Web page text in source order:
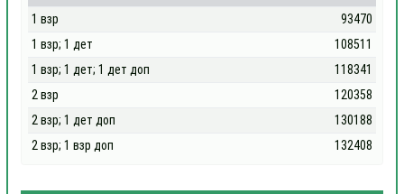
1 взр
93470
1 взр; 1 дет
108511
1 взр; 1 дет; 1 дет доп
118341
2 взр
120358
2 взр; 1 дет доп
130188
2 взр; 1 взр доп
132408